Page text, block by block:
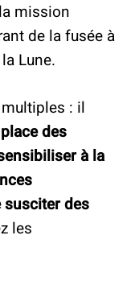
mission
de la fusée à
Lune.
: il
des
à la
des
les